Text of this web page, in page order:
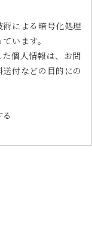
による暗号化処理
います。
個人情報は、お問
付などの目的にの